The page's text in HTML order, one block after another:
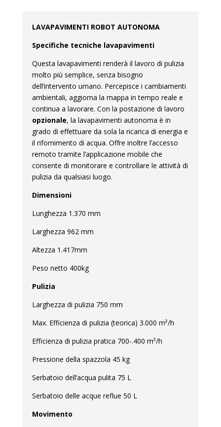
LAVAPAVIMENTI ROBOT AUTONOMA
Specifiche tecniche lavapavimenti
Questa lavapavimenti renderà il lavoro di pulizia
molto più semplice, senza bisogno
dell’intervento umano. Percepisce i cambiamenti
ambientali, aggiorna la mappa in tempo reale e
continua a lavorare. Con la postazione di lavoro
opzionale, la lavapavimenti autonoma è in
grado di effettuare da sola la ricarica di energia e
il rifornimento di acqua. Offre inoltre l’accesso
remoto tramite l’applicazione mobile che
consente di monitorare e controllare le attività di
pulizia da qualsiasi luogo.
Dimensioni
Lunghezza 1.370 mm
Larghezza 962 mm
Altezza 1.417mm
Peso netto 400kg
Pulizia
Larghezza di pulizia 750 mm
Max. Efficienza di pulizia (teorica) 3.000 m²/h
Efficienza di pulizia pratica 700-.400 m²/h
Pressione della spazzola 45 kg
Serbatoio dell’acqua pulita 75 L
Serbatoio delle acque reflue 50 L
Movimento